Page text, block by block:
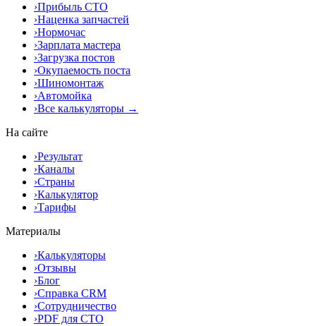
›Прибыль СТО
›Наценка запчастей
›Нормочас
›Зарплата мастера
›Загрузка постов
›Окупаемость поста
›Шиномонтаж
›Автомойка
›Все калькуляторы →
На сайте
›Результат
›Каналы
›Страны
›Калькулятор
›Тарифы
Материалы
›Калькуляторы
›Отзывы
›Блог
›Справка CRM
›Сотрудничество
›PDF для СТО